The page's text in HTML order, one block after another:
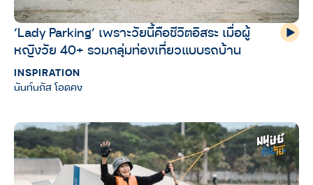
‘Lady Parking’ เพราะวัยนี้คือชีวิตอิสระ เมื่อผู้
หญิงวัย 40+ รวมกลุ่มท่องเที่ยวแบบรถบ้าน
INSPIRATION
นันท์นภัส โอดคง